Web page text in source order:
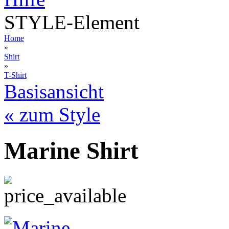
STYLE-Element
Home
»
Shirt
»
T-Shirt
Basisansicht
« zum Style
Marine Shirt